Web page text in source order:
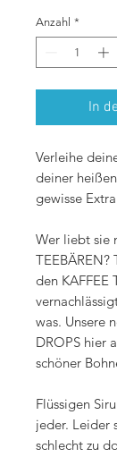
pro
1
Kilogramm
Anzahl *
In
Verleihe
deiner
gewisse
Wer liebt sie
den KAFFEE
was. Unsere
DROPS hier
schöner
Flüssigen
jeder. Leider
schlecht zu